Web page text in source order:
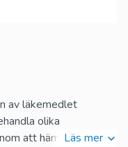
av läkemedlet
olika
att hämmaLäs mer